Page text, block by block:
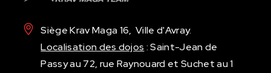
Siège Krav Maga 16, Ville d'Avray.
Localisation des dojos : Saint-Jean de
Passyau 72, rue Raynouard et Suchetau 1